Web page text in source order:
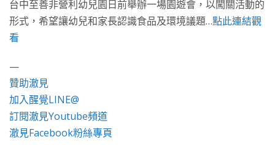
台中至善非營利幼兒園日前舉辦一場園遊會，以闖關活動的
形式，希望讓幼兒和家長認識食品及環境議題…點此連結觀
看
—
贊助澈見
加入醒覺LINE@
訂閱澈見Youtube頻道
澈見Facebook粉絲專頁